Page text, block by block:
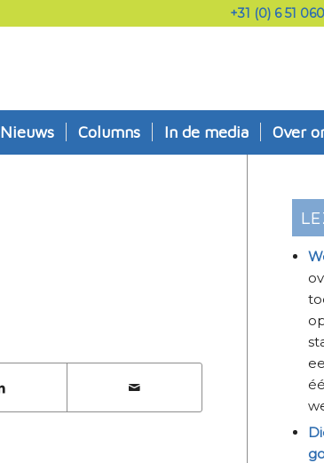
+31 (0) 6 51
Nieuws Columns In de media Over